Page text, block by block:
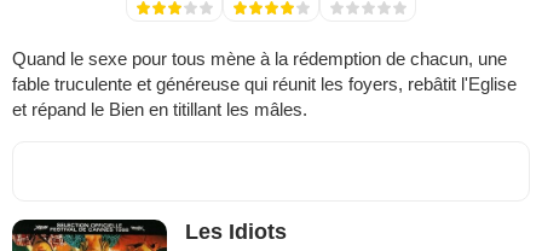
Quand le sexe pour tous mène à la rédemption de chacun, une
fable truculente et généreuse qui réunit les foyers, rebâtit l'Eglise
et répand le Bien en titillant les mâles.
Les Idiots